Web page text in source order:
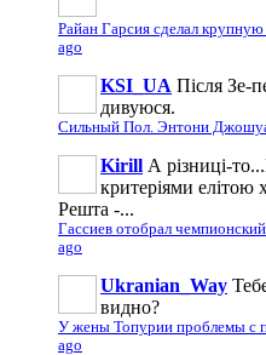
Райан Гарсия сделал
ago
KSI_UA Після Зе-
дивуюся.
Сильный Пол. Энтони
Kirill А різниці-
критеріями елітою
Решта -...
Гассиев отобрал
ago
Ukranian_Way
видно?
У жены Топурии проблемы с
ago